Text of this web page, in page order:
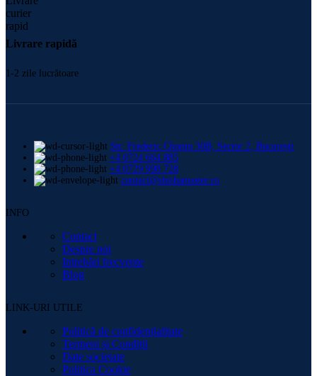
Livrare rapidă
1-2 zile lucrătoare
Str. Frederic Chopin 30B, Sector 2, București
+4 0724 664 885
+4 0729 998 728
contact@shishamaster.ro
INFO
Contact
Despre noi
Intrebări frecvente
Blog
LINK-URI UTILE
Politică de confidențialitate
Termeni și Condiții
Date societate
Politica Cookie